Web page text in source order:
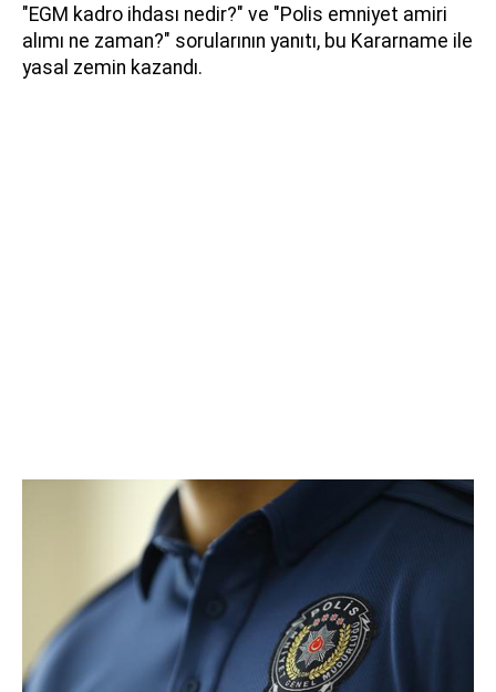
"EGM kadro ihdası nedir?" ve "Polis emniyet amiri
alımı ne zaman?" sorularının yanıtı, bu Kararname ile
yasal zemin kazandı.